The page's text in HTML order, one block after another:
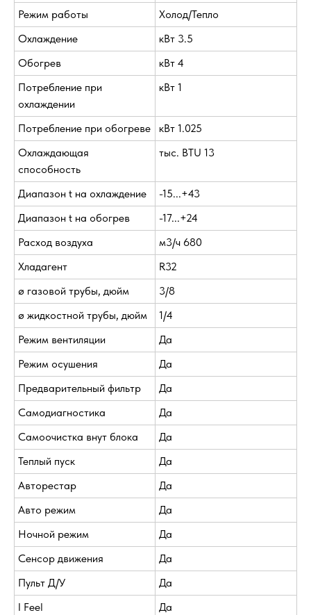
Режим работы
Холод/Тепло
Охлаждение
кВт 3.5
Обогрев
кВт 4
Потребление при
охлаждении
кВт 1
Потребление при обогреве
кВт 1.025
Охлаждающая
способность
тыс. BTU 13
Диапазон t на охлаждение
-15...+43
Диапазон t на обогрев
-17...+24
Расход воздуха
м3/ч 680
Хладагент
R32
ø газовой трубы, дюйм
3/8
ø жидкостной трубы, дюйм
1/4
Режим вентиляции
Да
Режим осушения
Да
Предварительный фильтр
Да
Самодиагностика
Да
Самоочистка внут блока
Да
Теплый пуск
Да
Авторестар
Да
Авто режим
Да
Ночной режим
Да
Сенсор движения
Да
Пульт Д/У
Да
I Feel
Да